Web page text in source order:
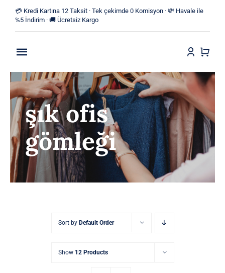
content
💳 Kredi Kartına 12 Taksit · Tek çekimde 0 Komisyon · 💸 Havale ile
%5 İndirim · 🚚 Ücretsiz Kargo
Toggle
Navigation
Anasayfa
Mağaza
Yeni Ürünler
Kategoriler
şık ofis
gömleği
Sort by Default Order
Show 12 Products